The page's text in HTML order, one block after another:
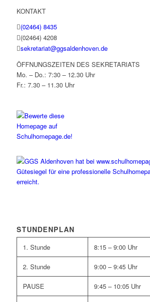
KONTAKT
(02464) 8435
(02464) 4208
sekretariat@ggsaldenhoven.de
ÖFFNUNGSZEITEN DES SEKRETARIATS
Mo. – Do.: 7:30 – 12.30 Uhr
Fr.: 7.30 – 11.30 Uhr
STUNDENPLAN
1. Stunde 8:15 – 9:00 Uhr
2. Stunde 9:00 – 9:45 Uhr
PAUSE 9:45 – 10:05 Uhr